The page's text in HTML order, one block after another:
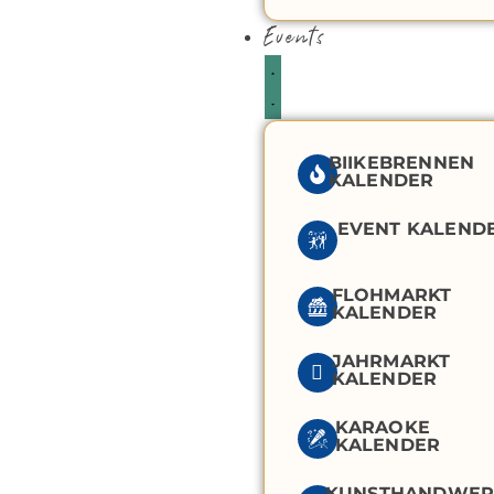
Events
BIIKEBRENNEN
KALENDER
EVENT
FLOHMARKT
KALENDER
JAHRMARKT
KALENDER
KARAOKE
KALENDER